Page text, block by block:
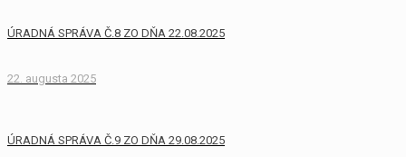
ÚRADNÁ SPRÁVA Č.8 ZO DŇA 22.08.2025
22. augusta 2025
ÚRADNÁ SPRÁVA Č.9 ZO DŇA 29.08.2025